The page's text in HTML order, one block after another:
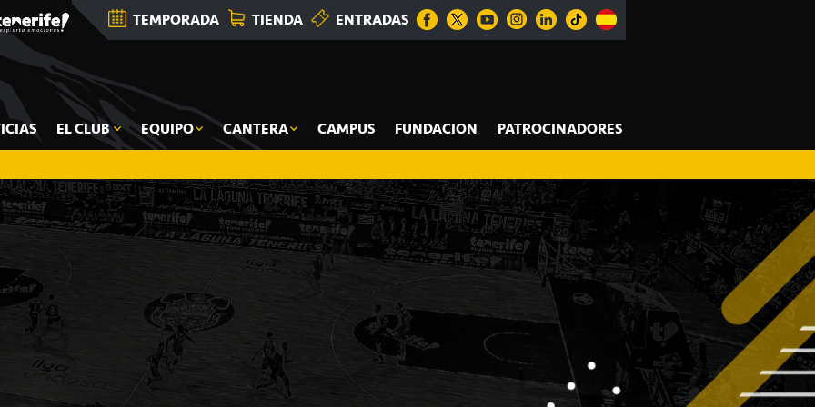
TEMPORADA TIENDA ENTRADAS
EL CLUB EQUIPO CANTERA CAMPUS FUNDACION PATROCINADORES